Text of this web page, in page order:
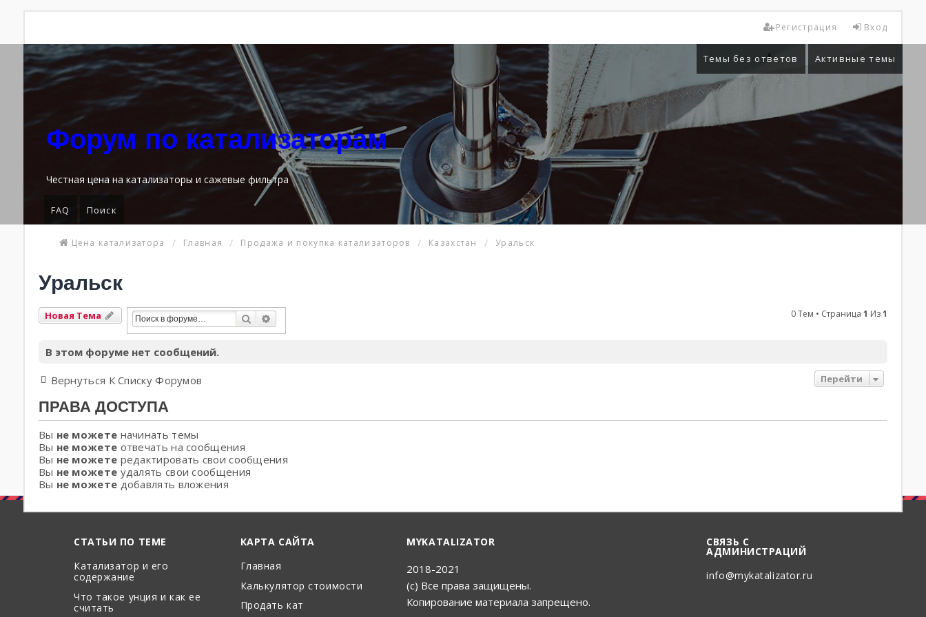
Вход
Регистрация
Темы без ответов Активные темы
Форум по катализаторам
Честная цена на катализаторы и сажевые фильтра
FAQ Поиск
Цена катализатора Главная Продажа и покупка катализаторов Казахстан Уральск
Уральск
Новая Тема Поиск 0 Тем • Страница1 Из1
В этом форуме нет сообщений.
Вернуться К Списку Форумов Перейти
ПРАВА ДОСТУПА
Вы не можете начинать темы
Вы не можете отвечать на сообщения
Вы не можете редактировать свои сообщения
Вы не можете удалять свои сообщения
Вы не можете добавлять вложения
СТАТЬИ ПО ТЕМЕ
Катализатор и его
содержание
Что такое унция и как ее
считать
КАРТА САЙТА
Главная
Калькулятор стоимости
Продать кат
MYKATALIZATOR
2018-2021
(с) Все права защищены.
Копирование материала запрещено.
СВЯЗЬ С
АДМИНИСТРАЦИЙ
info@mykatalizator.ru